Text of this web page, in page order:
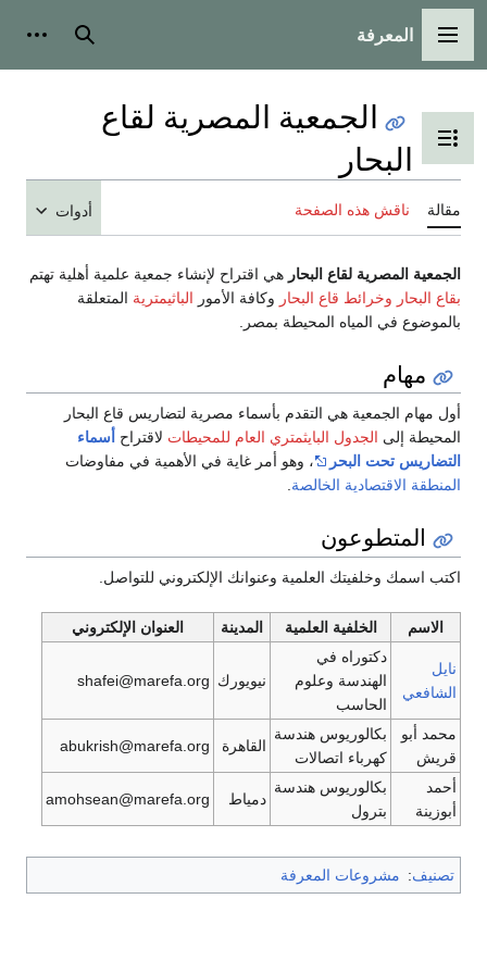
القائمة الرئيسية
المعرفة بحث
تبديل عرض جدول المحتويات
الجمعية المصرية لقاع
البحار
مقالة ناقش هذه الصفحة أدوات
الجمعية المصرية لقاع البحار هي اقتراح لإنشاء جمعية علمية أهلية تهتم
بقاع البحار وخرائط قاع البحار وكافة الأمور الباثيمترية المتعلقة
بالموضوع في المياه المحيطة بمصر.
مهام
المحيطة إلى الجدول البايثمتري العام للمحيطات لاقتراح أسماء
التضاريس تحت البحر
‏، وهو أمر غاية في الأهمية في مفاوضات
المنطقة الاقتصادية الخالصة.
المتطوعون
اكتب اسمك وخلفيتك العلمية وعنوانك الإلكتروني للتواصل.
الاسم الخلفية العلمية المدينة العنوان الإلكتروني
نايل
الشافعي
دكتوراه في
الهندسة وعلوم
الحاسب
نيويورك shafei@marefa.org
محمد أبو
قريش
بكالوريوس هندسة
كهرباء اتصالات
القاهرة abukrish@marefa.org
أحمد
أبوزينة
بكالوريوس هندسة
بترول
دمياط amohsean@marefa.org
تصنيف: مشروعات المعرفة